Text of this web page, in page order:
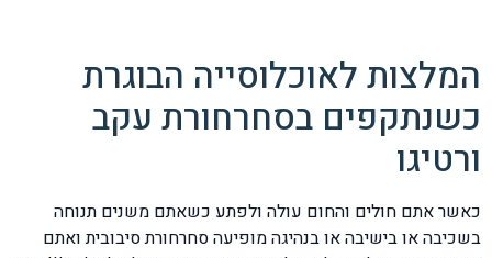
המלצות לאוכלוסייה הבוגרת
כשנתקפים בסחרחורת עקב
ורטיגו
כאשר אתם חולים והחום עולה ולפתע כשאתם משנים תנוחה
בשכיבה או בישיבה או בנהיגה מופיעה סחרחורת סיבובית ואתם